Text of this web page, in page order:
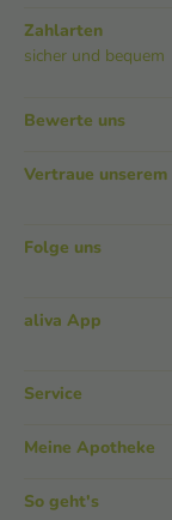
Zahlarten
sicher und bequem
Bewerte uns
Vertraue
Folge uns
aliva App
Service
Meine Apotheke
So geht's